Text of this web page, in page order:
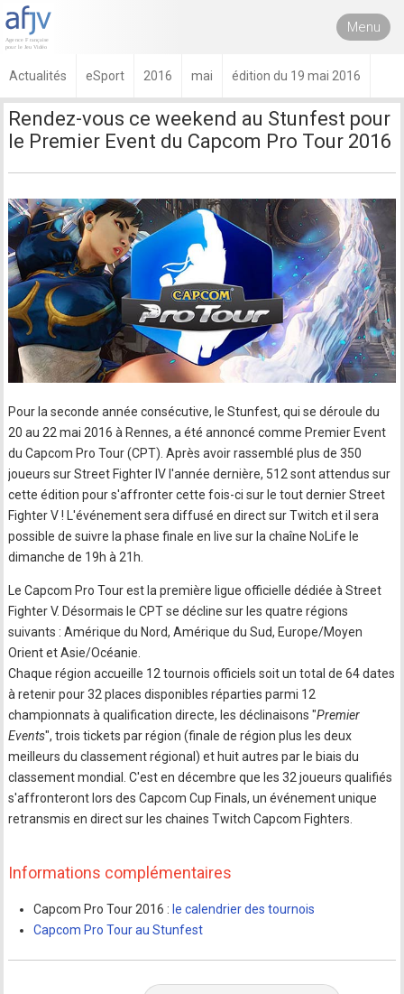
Menu
Actualités eSport 2016 mai édition du 19 mai 2016
Rendez-vous ce weekend au Stunfest pour
le Premier Event du Capcom Pro Tour 2016
Pour la seconde année consécutive, le Stunfest, qui se déroule du
20 au 22 mai 2016 à Rennes, a été annoncé comme Premier Event
du Capcom Pro Tour (CPT). Après avoir rassemblé plus de 350
joueurs sur Street Fighter IV l'année dernière, 512 sont attendus sur
cette édition pour s'affronter cette fois-ci sur le tout dernier Street
Fighter V ! L'événement sera diffusé en direct sur Twitch et il sera
possible de suivre la phase finale en live sur la chaîne NoLife le
dimanche de 19h à 21h.
Le Capcom Pro Tour est la première ligue officielle dédiée à Street
Fighter V. Désormais le CPT se décline sur les quatre régions
suivants : Amérique du Nord, Amérique du Sud, Europe/Moyen
Orient et Asie/Océanie.
Chaque région accueille 12 tournois officiels soit un total de 64 dates
à retenir pour 32 places disponibles réparties parmi 12
championnats à qualification directe, les déclinaisons "Premier
Events", trois tickets par région (finale de région plus les deux
meilleurs du classement régional) et huit autres par le biais du
classement mondial. C'est en décembre que les 32 joueurs qualifiés
s'affronteront lors des Capcom Cup Finals, un événement unique
retransmis en direct sur les chaines Twitch Capcom Fighters.
Informations complémentaires
Capcom Pro Tour 2016 : le calendrier des tournois
Capcom Pro Tour au Stunfest